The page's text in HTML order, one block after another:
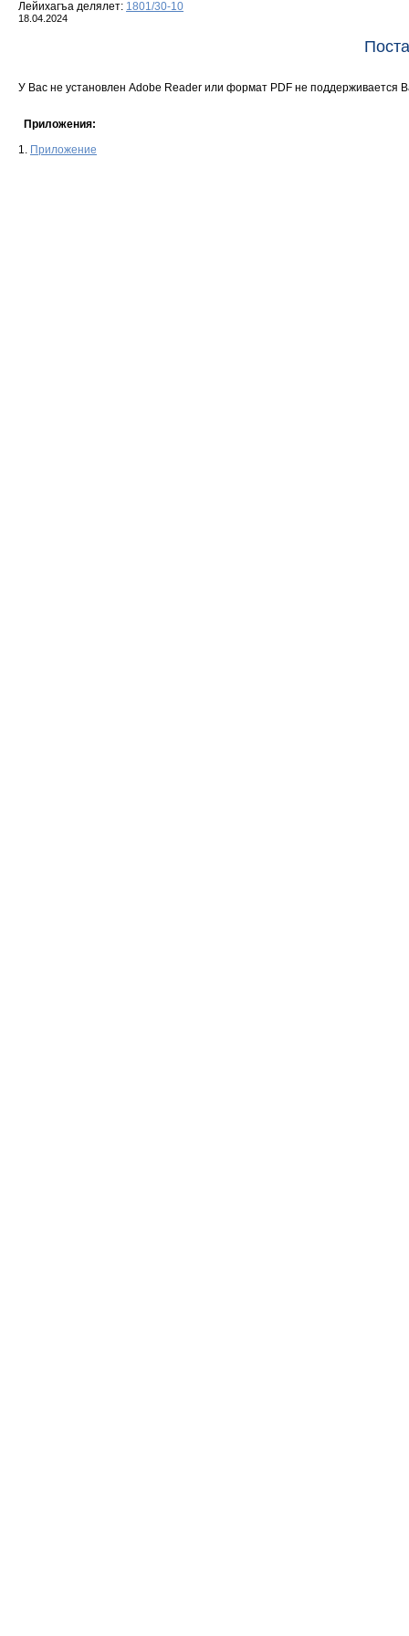
Лейихагъа делялет: 1801/30-10
18.04.2024
У Вас не установлен Adobe Reader или формат PDF не поддерживается
Приложения:
1. Приложение